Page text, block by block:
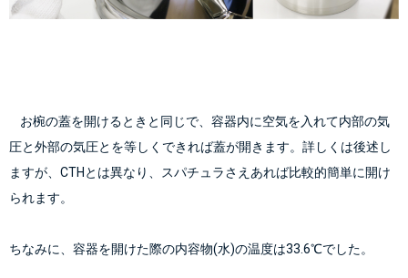
圧と外部の気圧とを等しくできれば蓋が開きます。詳しくは後述し
ますが、CTHとは異なり、スパチュラさえあれば比較的簡単に開け
られます。
ちなみに、容器を開けた際の内容物(水)の温度は33.6℃でした。